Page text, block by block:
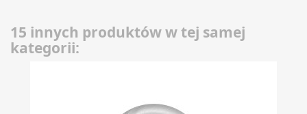
15 innych produktów w tej samej
kategorii: